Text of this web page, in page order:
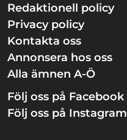
Redaktionell policy
Privacy policy
Kontakta oss
Annonsera hos oss
Alla ämnen A-Ö
Följ oss på Facebook
Följ oss på Instagram